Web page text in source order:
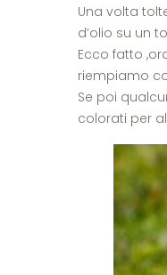
Una volta
d’olio su un
Ecco fatto
riempiamo
Se poi
colorati per